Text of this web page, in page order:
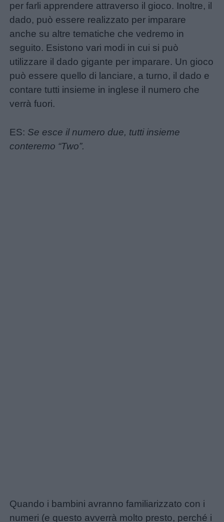
per farli apprendere attraverso il gioco. Inoltre, il
dado, può essere realizzato per imparare
anche su altre tematiche che vedremo in
seguito. Esistono vari modi in cui si può
utilizzare il dado gigante per imparare. Un gioco
può essere quello di lanciare, a turno, il dado e
contare tutti insieme in inglese il numero che
verrà fuori.
ES: Se esce il numero due, tutti insieme
conteremo “Two”.
Quando i bambini avranno familiarizzato con i
numeri (e questo avverrà molto presto, perché i